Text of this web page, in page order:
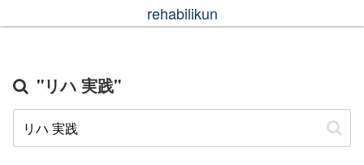
rehabilikun
"リハ 実践"